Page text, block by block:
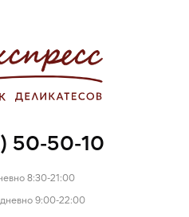
50-50-10
8:30-21:00
9:00-22:00